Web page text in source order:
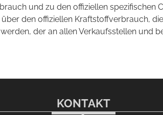
und zu den offiziellen spezifischen
den offiziellen Kraftstoffverbrauch,
der an allen Verkaufsstellen und
KONTAKT